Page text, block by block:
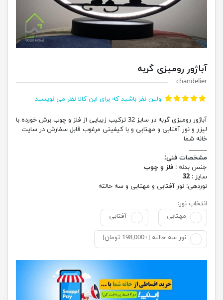
آباژور رومیزی گربه
chandelier
اولین نفر باشید که برای این کالا نظر می نویسید
آباژور رومیزی گربه در سایز 32 ترکیب زیبایی از فلز و چوب برش خورده با
لیزر و نور آفتابی و مهتابی و با کیفیتی مرغوب قابل سفارش در سایت
خانه شما
______
مشخصات فنی:
جنس بدنه : فلز و چوب
سایز : 32
نوردهی: نور آفتابی و مهتابی و سه حالته
انتخاب نور:
مهتابی
آفتابی
نور سه حالته [+198,000 تومان]